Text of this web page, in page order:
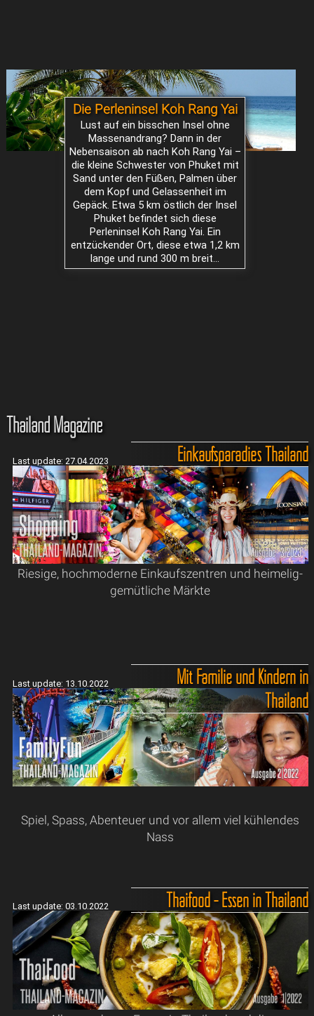
Die Perleninsel Koh Rang Yai
Lust auf ein bisschen Insel ohne
Massenandrang? Dann in der
Nebensaison ab nach Koh Rang Yai –
die kleine Schwester von Phuket mit
Sand unter den Füßen, Palmen über
dem Kopf und Gelassenheit im
Gepäck. Etwa 5 km östlich der Insel
Phuket befindet sich diese
Perleninsel Koh Rang Yai. Ein
entzückender Ort, diese etwa 1,2 km
lange und rund 300 m breit...
Thailand Magazine
Last update: 27.04.2023 Einkaufsparadies Thailand
Riesige, hochmoderne Einkaufszentren und heimelig-
gemütliche Märkte
Last update: 13.10.2022
Mit Familie und Kindern in
Thailand
Spiel, Spass, Abenteuer und vor allem viel kühlendes
Nass
Last update: 03.10.2022 Thaifood - Essen in Thailand